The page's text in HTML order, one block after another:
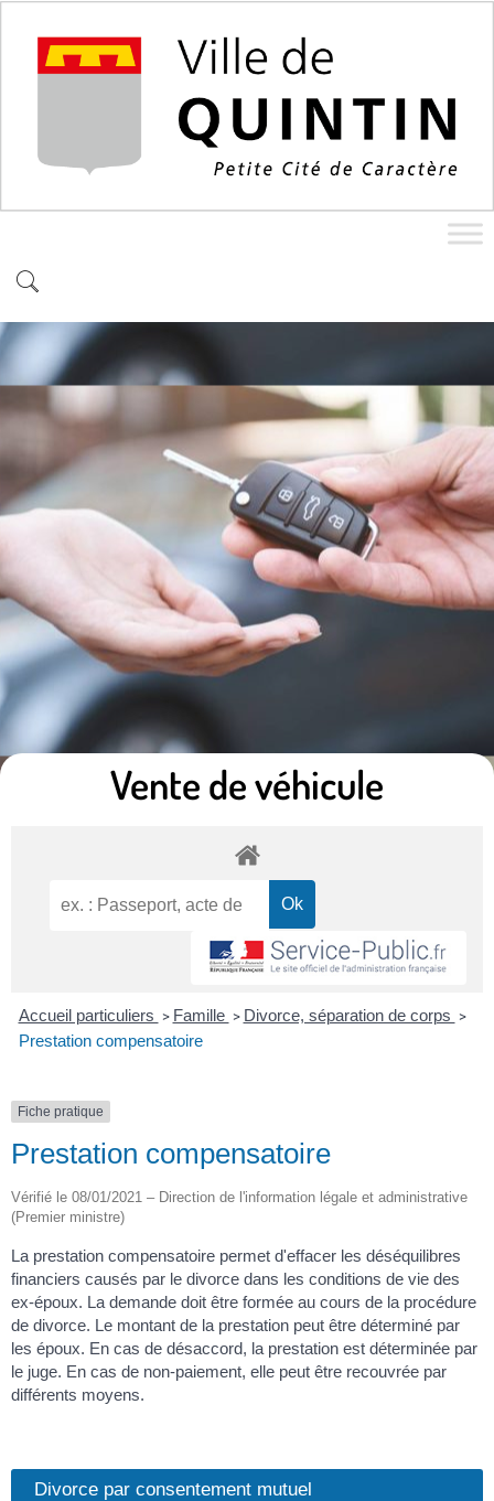
Vente de véhicule
Accueil particuliers > Famille > Divorce, séparation de corps >
Prestation compensatoire
Fiche pratique
Prestation compensatoire
Vérifié le 08/01/2021 – Direction de l'information légale et administrative
(Premier ministre)
La prestation compensatoire permet d'effacer les déséquilibres
financiers causés par le divorce dans les conditions de vie des
ex-époux. La demande doit être formée au cours de la procédure
de divorce. Le montant de la prestation peut être déterminé par
les époux. En cas de désaccord, la prestation est déterminée par
le juge. En cas de non-paiement, elle peut être recouvrée par
différents moyens.
Divorce par consentement mutuel